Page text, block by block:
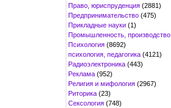
Право, юриспруденция (2881)
Предпринимательство (475)
Прикладные науки (1)
Промышленность, производство
Психология (8692)
психология, педагогика (4121)
Радиоэлектроника (443)
Реклама (952)
Религия и мифология (2967)
Риторика (23)
Сексология (748)